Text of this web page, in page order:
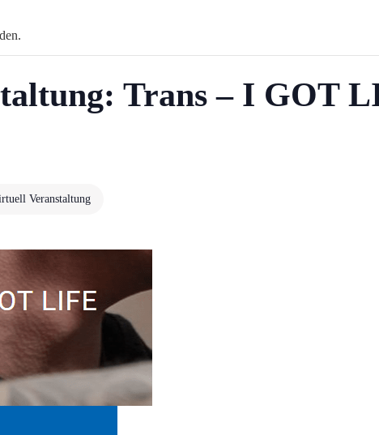
Trans – I GOT
Veranstaltung